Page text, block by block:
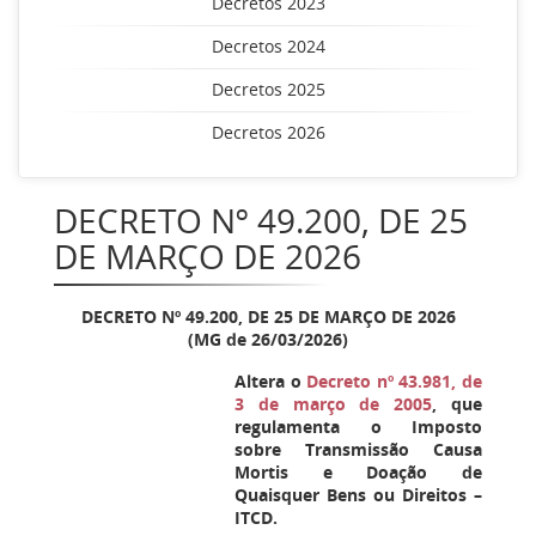
Decretos 2024
Decretos 2025
Decretos 2026
DECRETO Nº 49.200, DE 25
DE MARÇO DE 2026
DECRETO Nº 49.200, DE 25 DE MARÇO DE 2026
(MG de 26/03/2026)
Altera o Decreto nº 43.981, de
3 de março de 2005, que
regulamenta o Imposto
sobre Transmissão Causa
Mortis e Doação de
Quaisquer Bens ou Direitos –
ITCD.